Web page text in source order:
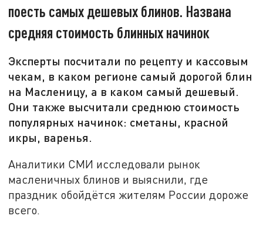
поесть самых дешевых блинов. Названа
средняя стоимость блинных начинок
Эксперты посчитали по рецепту и кассовым
чекам, в каком регионе самый дорогой блин
на Масленицу, а в каком самый дешевый.
Они также высчитали среднюю стоимость
популярных начинок: сметаны, красной
икры, варенья.
Аналитики СМИ исследовали рынок
масленичных блинов и выяснили, где
праздник обойдётся жителям России дороже
всего.